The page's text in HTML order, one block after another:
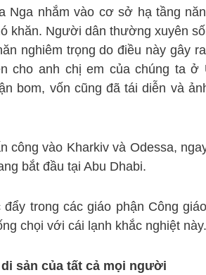
Nga nhắm vào cơ sở hạ tầng
khăn. Người dân thường xuyên
nghiêm trọng do điều này gây
cho anh chị em của chúng ta ở
bom, vốn cũng đã tái diễn và
vào Kharkiv và Odessa,
bắt đầu tại Abu Dhabi.
trong các giáo phận Công
chọi với cái lạnh khắc nghiệt này.
sản của tất cả mọi người